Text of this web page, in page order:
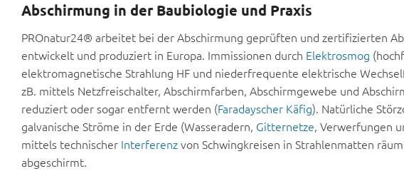
Abschirmung in der Baubiologie und Praxis
PROnatur24® arbeitet bei der Abschirmung geprüften und zertifizierten
entwickelt und produziert in Europa. Immissionen durch Elektrosmog
elektromagnetische Strahlung HF und niederfrequente elektrische
zB. mittels Netzfreischalter, Abschirmfarben, Abschirmgewebe und
reduziert oder sogar entfernt werden (Faradayscher Käfig). Natürliche
galvanische Ströme in der Erde (Wasseradern, Gitternetze, Verwerfungen
mittels technischer Interferenzvon Schwingkreisen in Strahlenmatten
abgeschirmt.